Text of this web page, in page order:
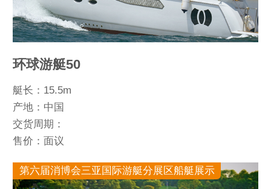
环球游艇50
艇长：15.5m
产地：中国
交货周期：
售价：面议
第六届消博会三亚国际游艇分展区船艇展示